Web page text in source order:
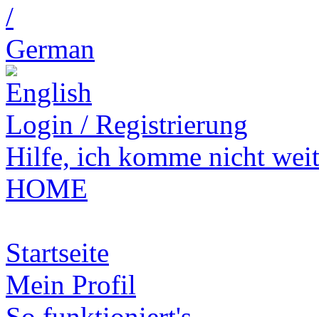
Login / Registrierung
Hilfe, ich komme nicht
HOME
Startseite
Mein Profil